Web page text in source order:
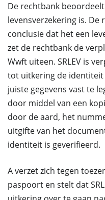
De rechtbank
levensverzekering is.
conclusie dat het een
zet de rechtbank de
Wwft uiteen. SRLEV is
tot uitkering de identiteit
juiste gegevens vast te
door middel van een
door de aard, het
uitgifte van het
identiteit is geverifieerd.
A verzet zich tegen
paspoort en stelt dat